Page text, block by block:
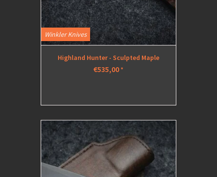
Winkler Knives
Highland Hunter - Sculpted Maple
€535,00*